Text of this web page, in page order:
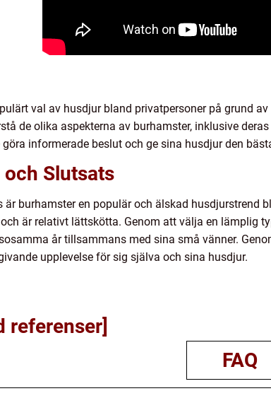
val av husdjur bland privatpersoner på grund
de olika aspekterna av burhamster, inklusive
göra informerade beslut och ge sina husdjur den
Slutsats
burhamster en populär och älskad husdjurstrend
är relativt lättskötta. Genom att välja en lämplig
år tillsammans med sina små vänner.
upplevelse för sig själva och sina husdjur.
referenser]
FAQ